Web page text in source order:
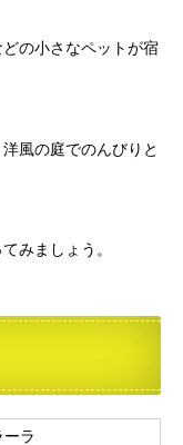
の小さなペットが宿
風の庭でのんびりと
みましょう。
ラ